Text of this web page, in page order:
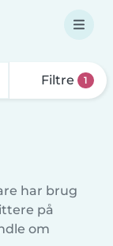
Filtre 1
har brug
på
om